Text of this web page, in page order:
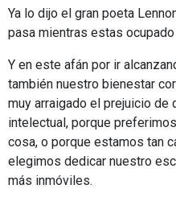
Ya lo dijo el gran poeta
pasa mientras estas
Y en este afán por ir
también nuestro bienestar
muy arraigado el prejuicio
intelectual, porque
cosa, o porque estamos tan
elegimos dedicar nuestro
más inmóviles.